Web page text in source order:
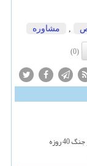
, مشاوره
(0)
روزه